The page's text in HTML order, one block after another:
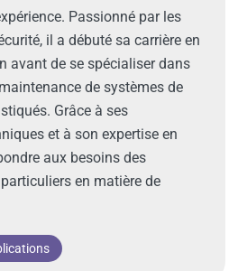
Passionné par les
il a débuté sa carrière en
avant de se spécialiser dans
de systèmes de
Grâce à ses
et à son expertise en
aux besoins des
en matière de